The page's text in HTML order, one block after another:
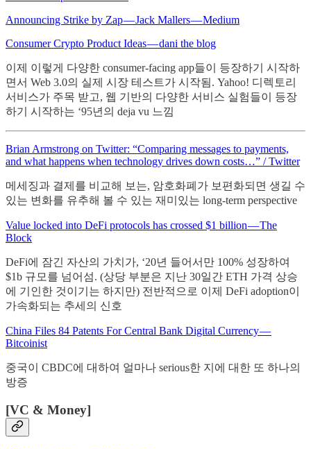
Announcing Strike by Zap — Jack Mallers — Medium
Consumer Crypto Product Ideas — dani the blog
이제 이렇게 다양한 consumer-facing app들이 등장하기 시작하
면서 Web 3.0의 실제 시장 테스트가 시작됨. Yahoo! 디렉토리
서비스가 주목 받고, 웹 기반의 다양한 서비스 실험들이 등장
하기 시작하는 ‘95년의 deja vu 느낌
Brian Armstrong on Twitter: “Comparing messages to payments,
and what happens when technology drives down costs…” / Twitter
메세징과 결제를 비교해 보는, 암호화폐가 보편화되면 생길 수
있는 변화를 유추해 볼 수 있는 재미있는 long-term perspective
Value locked into DeFi protocols has crossed $1 billion — The
Block
DeFi에 잠긴 자산의 가치가, ‘20년 들어서만 100% 성장하여
$1b 규모를 넘어섬. (상당 부분은 지난 30일간 ETH 가격 상승
에 기인한 것이기는 하지만) 전반적으로 이제 DeFi adoption이
가속화되는 추세의 신호
China Files 84 Patents For Central Bank Digital Currency —
Bitcoinist
중국이 CBDC에 대하여 얼마나 serious한 지에 대한 또 하나의
방증
[VC & Money]